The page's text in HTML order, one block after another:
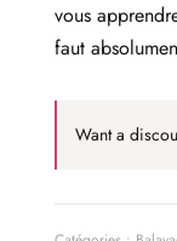
vous
faut
Want a